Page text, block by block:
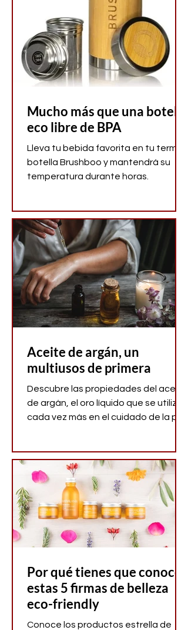
Mucho más que una botella
eco libre de BPA
Lleva tu bebida favorita en tu termo-
botella Brushboo y mantendrá su
temperatura durante horas.
Aceite de argán, un
multiusos de primera
Descubre las propiedades del aceite
de argán, el oro líquido que se utiliza
cada vez más en el cuidado de la piel
Por qué tienes que conocer
estas 5 firmas de belleza
eco-friendly
Conoce los productos estrella de